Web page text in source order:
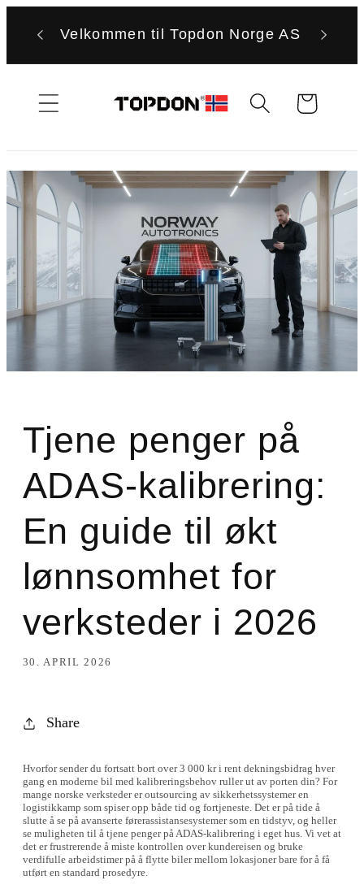
videre til
Velkommen til Topdon Norge AS
Handlekurv
Tjene penger på
ADAS-kalibrering:
En guide til økt
lønnsomhet for
verksteder i 2026
30. APRIL 2026
Share
Hvorfor sender du fortsatt bort over 3 000 kr i rent dekningsbidrag hver
gang en moderne bil med kalibreringsbehov ruller ut av porten din? For
mange norske verksteder er outsourcing av sikkerhetssystemer en
logistikkamp som spiser opp både tid og fortjeneste. Det er på tide å
slutte å se på avanserte førerassistansesystemer som en tidstyv, og heller
se muligheten til å tjene penger på ADAS-kalibrering i eget hus. Vi vet at
det er frustrerende å miste kontrollen over kundereisen og bruke
verdifulle arbeidstimer på å flytte biler mellom lokasjoner bare for å få
utført en standard prosedyre.